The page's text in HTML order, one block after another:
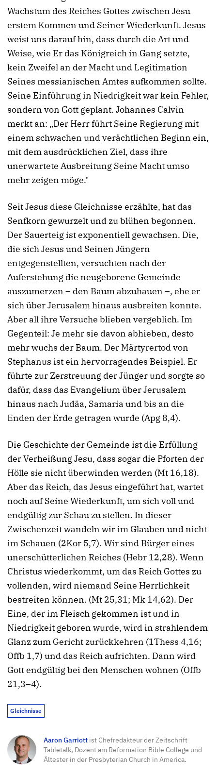
Wachstum des Reiches Gottes zwischen Jesu
erstem Kommen und Seiner Wiederkunft. Jesus
weist uns darauf hin, dass durch die Art und
Weise, wie Er das Königreich in Gang setzte,
kein Zweifel an der Macht und Legitimation
Seines messianischen Amtes aufkommen sollte.
Seine Einführung in Niedrigkeit war kein Fehler,
sondern von Gott geplant. Johannes Calvin
merkt an: „Der Herr führt Seine Regierung mit
einem schwachen und verächtlichen Beginn ein,
mit dem ausdrücklichen Ziel, dass ihre
unerwartete Ausbreitung Seine Macht umso
mehr zeigen möge."
Seit Jesus diese Gleichnisse erzählte, hat das
Senfkorn gewurzelt und zu blühen begonnen.
Der Sauerteig ist exponentiell gewachsen. Die,
die sich Jesus und Seinen Jüngern
entgegenstellten, versuchten nach der
Auferstehung die neugeborene Gemeinde
auszumerzen – den Baum abzuhauen –, ehe er
sich über Jerusalem hinaus ausbreiten konnte.
Aber all ihre Versuche blieben vergeblich. Im
Gegenteil: Je mehr sie davon abhieben, desto
mehr wuchs der Baum. Der Märtyrertod von
Stephanus ist ein hervorragendes Beispiel. Er
führte zur Zerstreuung der Jünger und sorgte so
dafür, dass das Evangelium über Jerusalem
hinaus nach Judäa, Samaria und bis an die
Enden der Erde getragen wurde (Apg 8,4).
Die Geschichte der Gemeinde ist die Erfüllung
der Verheißung Jesu, dass sogar die Pforten der
Hölle sie nicht überwinden werden (Mt 16,18).
Aber das Reich, das Jesus eingeführt hat, wartet
noch auf Seine Wiederkunft, um sich voll und
endgültig zur Schau zu stellen. In dieser
Zwischenzeit wandeln wir im Glauben und nicht
im Schauen (2Kor 5,7). Wir sind Bürger eines
unerschütterlichen Reiches (Hebr 12,28). Wenn
Christus wiederkommt, um das Reich Gottes zu
vollenden, wird niemand Seine Herrlichkeit
bestreiten können. (Mt 25,31; Mk 14,62). Der
Eine, der im Fleisch gekommen ist und in
Niedrigkeit geboren wurde, wird in strahlendem
Glanz zum Gericht zurückkehren (1Thess 4,16;
Offb 1,7) und das Reich aufrichten. Dann wird
Gott endgültig bei den Menschen wohnen (Offb
21,3–4).
Gleichnisse
Aaron Garriott ist Chefredakteur der Zeitschrift
Tabletalk, Dozent am Reformation Bible College und
Ältester in der Presbyterian Church in America.